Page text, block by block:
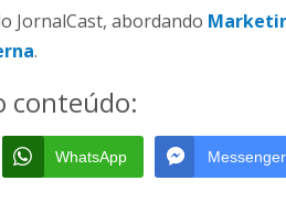
JornalCast, abordando
.
conteúdo:
WhatsApp Messenger